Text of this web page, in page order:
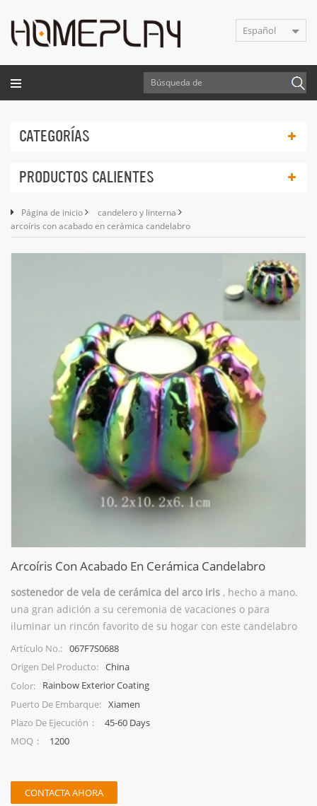
Español
CATEGORÍAS
PRODUCTOS CALIENTES
Página de inicio
candelero y linterna
arcoíris con acabado en cerámica candelabro
Arcoíris Con Acabado En Cerámica Candelabro
sostenedor de vela de cerámica del arco iris , hecho a mano.
una gran adición a su ceremonia de vacaciones o para
iluminar un rincón favorito de su hogar con este candelabro
de luz de té de cerámica.
Artículo No.: 067F7S0688
Origen Del Producto: China
Color:
Rainbow Exterior Coating
Puerto De Embarque: Xiamen
Plazo De Ejecución：
45-60 Days
MOQ：
1200
CONTACTA AHORA